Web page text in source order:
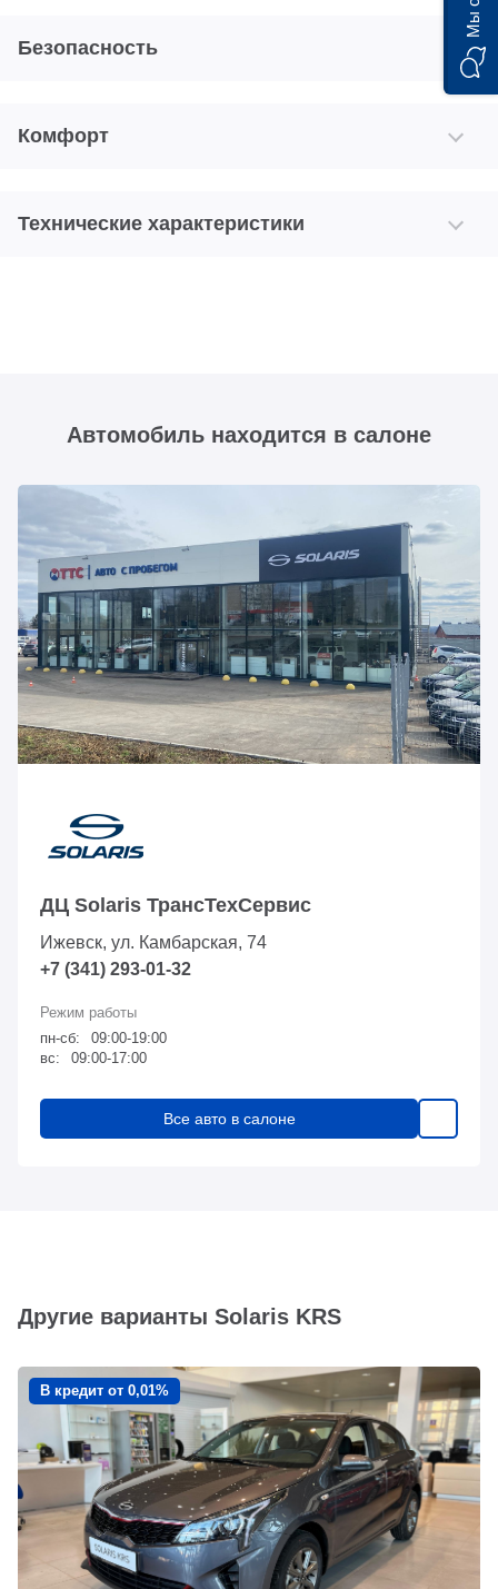
Безопасность
Комфорт
Технические характеристики
Автомобиль находится в салоне
ДЦ Solaris ТрансТехСервис
Ижевск, ул. Камбарская, 74
+7 (341) 293-01-32
пн-сб:
09:00-19:00
вс:
09:00-17:00
Все авто в салоне
Другие варианты Solaris KRS
В кредит от 0,01%